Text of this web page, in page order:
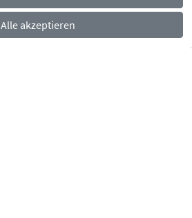
Alle akzeptieren